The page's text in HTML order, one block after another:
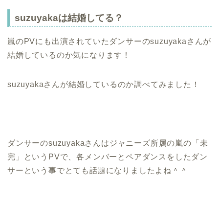
suzuyakaは結婚してる？
嵐のPVにも出演されていたダンサーのsuzuyakaさんが
結婚しているのか気になります！
suzuyakaさんが結婚しているのか調べてみました！
ダンサーのsuzuyakaさんはジャニーズ所属の嵐の「未
完」というPVで、各メンバーとペアダンスをしたダン
サーという事でとても話題になりましたよね＾＾